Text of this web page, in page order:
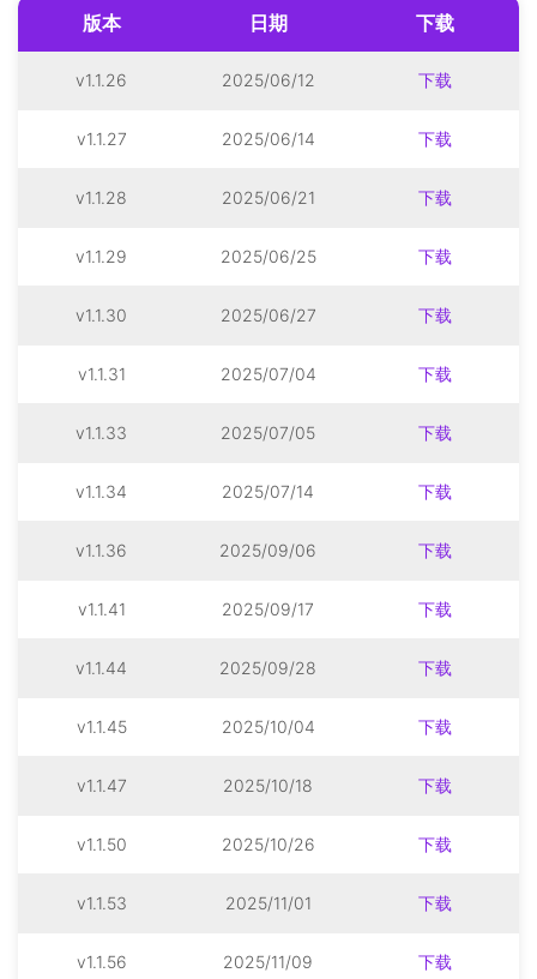
版本 日期 下载
v1.1.26 2025/06/12 下载
v1.1.27 2025/06/14 下载
v1.1.28 2025/06/21 下载
v1.1.29 2025/06/25 下载
v1.1.30 2025/06/27 下载
v1.1.31 2025/07/04 下载
v1.1.33 2025/07/05 下载
v1.1.34 2025/07/14 下载
v1.1.36 2025/09/06 下载
v1.1.41 2025/09/17 下载
v1.1.44 2025/09/28 下载
v1.1.45 2025/10/04 下载
v1.1.47 2025/10/18 下载
v1.1.50 2025/10/26 下载
v1.1.53 2025/11/01 下载
v1.1.56 2025/11/09 下载